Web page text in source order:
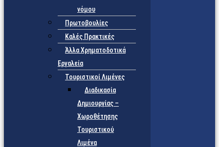
νόμου
Πρωτοβουλίες
Καλές Πρακτικές
Άλλα Χρηματοδοτικά
Εργαλεία
Τουριστικοί Λιμένες
Διαδικασία
Δημιουργίας –
Χωροθέτησης
Τουριστικού
Λιμένα